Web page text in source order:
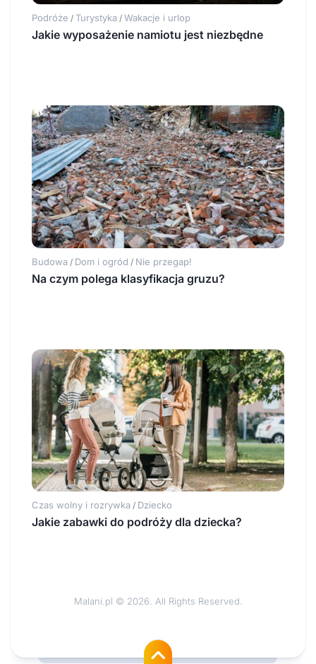
Podróże / Turystyka / Wakacje i urlop
Jakie wyposażenie namiotu jest niezbędne
Budowa / Dom i ogród / Nie przegap!
Na czym polega klasyfikacja gruzu?
Czas wolny i rozrywka / Dziecko
Jakie zabawki do podróży dla dziecka?
Malani.pl © 2026. All Rights Reserved.